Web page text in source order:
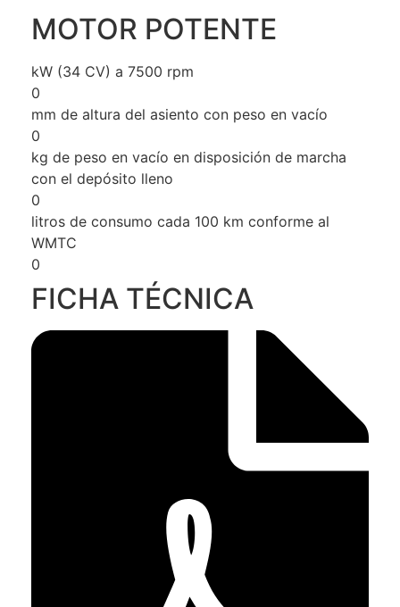
MOTOR POTENTE
kW (34 CV) a 7500 rpm
0
mm de altura del asiento con peso en vacío
0
kg de peso en vacío en disposición de marcha
con el depósito lleno
0
litros de consumo cada 100 km conforme al
WMTC
0
FICHA TÉCNICA